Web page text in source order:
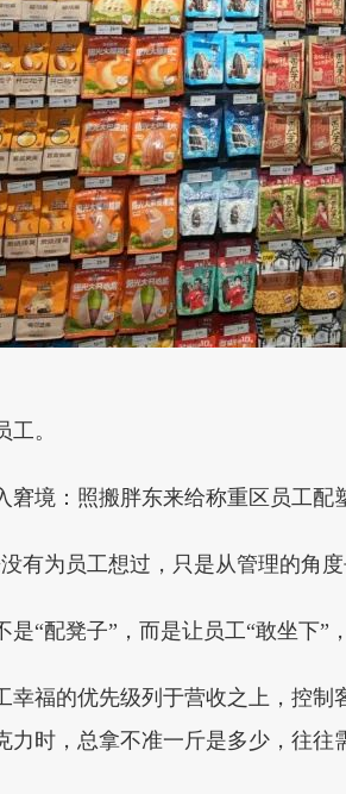
。
窘境：照搬胖东来给称重区员工
有为员工想过，只是从管理的角
是“配凳子”，而是让员工“敢坐下”
幸福的优先级列于营收之上，控
力时，总拿不准一斤是多少，往往